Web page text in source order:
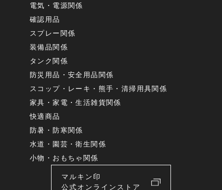
電気・電源関係
確認用品
スプレー関係
装備品関係
タンク関係
防災用品・安全用品関係
スコップ・レーキ・熊手・清掃用具関係
家具・家電・生活雑貨関係
快適商品
防暑・防寒関係
水道・園芸・衛生関係
小物・おもちゃ関係
マルキン印
公式オンラインストア